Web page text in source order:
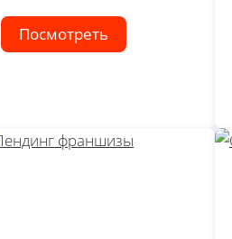
Посмотреть